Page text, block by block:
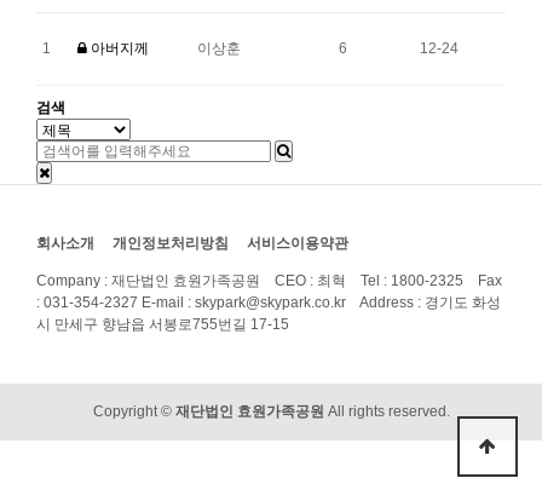
1 아버지께 이상훈 6 12-24
검색
회사소개 개인정보처리방침 서비스이용약관
Company : 재단법인 효원가족공원 CEO : 최혁 Tel : 1800-2325 Fax
: 031-354-2327 E-mail : skypark@skypark.co.kr Address : 경기도 화성
시 만세구 향남읍 서봉로755번길 17-15
Copyright © 재단법인 효원가족공원 All rights reserved.